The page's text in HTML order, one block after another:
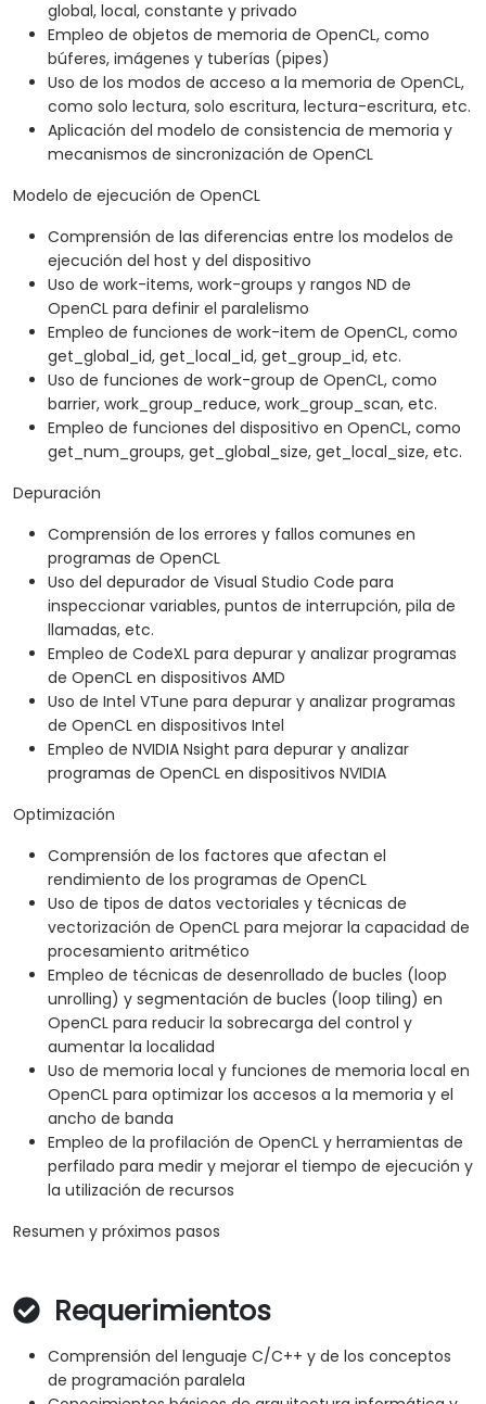
global, local, constante y privado
Empleo de objetos de memoria de OpenCL, como
búferes, imágenes y tuberías (pipes)
Uso de los modos de acceso a la memoria de OpenCL,
como solo lectura, solo escritura, lectura-escritura, etc.
Aplicación del modelo de consistencia de memoria y
mecanismos de sincronización de OpenCL
Modelo de ejecución de OpenCL
Comprensión de las diferencias entre los modelos de
ejecución del host y del dispositivo
Uso de work-items, work-groups y rangos ND de
OpenCL para definir el paralelismo
Empleo de funciones de work-item de OpenCL, como
get_global_id, get_local_id, get_group_id, etc.
Uso de funciones de work-group de OpenCL, como
barrier, work_group_reduce, work_group_scan, etc.
Empleo de funciones del dispositivo en OpenCL, como
get_num_groups, get_global_size, get_local_size, etc.
Depuración
Comprensión de los errores y fallos comunes en
programas de OpenCL
Uso del depurador de Visual Studio Code para
inspeccionar variables, puntos de interrupción, pila de
llamadas, etc.
Empleo de CodeXL para depurar y analizar programas
de OpenCL en dispositivos AMD
Uso de Intel VTune para depurar y analizar programas
de OpenCL en dispositivos Intel
Empleo de NVIDIA Nsight para depurar y analizar
programas de OpenCL en dispositivos NVIDIA
Optimización
Comprensión de los factores que afectan el
rendimiento de los programas de OpenCL
Uso de tipos de datos vectoriales y técnicas de
vectorización de OpenCL para mejorar la capacidad de
procesamiento aritmético
Empleo de técnicas de desenrollado de bucles (loop
unrolling) y segmentación de bucles (loop tiling) en
OpenCL para reducir la sobrecarga del control y
aumentar la localidad
Uso de memoria local y funciones de memoria local en
OpenCL para optimizar los accesos a la memoria y el
ancho de banda
Empleo de la profilación de OpenCL y herramientas de
perfilado para medir y mejorar el tiempo de ejecución y
la utilización de recursos
Resumen y próximos pasos
Requerimientos
Comprensión del lenguaje C/C++ y de los conceptos
de programación paralela